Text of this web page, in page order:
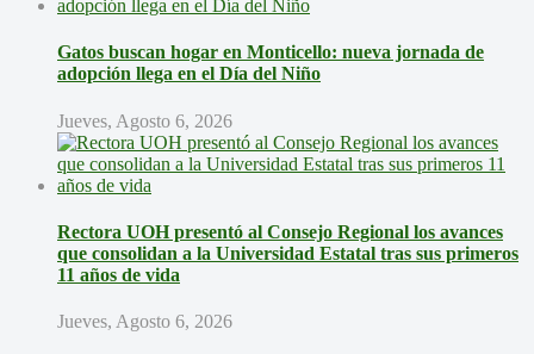
Gatos buscan hogar en Monticello: nueva jornada de
adopción llega en el Día del Niño
Jueves, Agosto 6, 2026
Rectora UOH presentó al Consejo Regional los avances
que consolidan a la Universidad Estatal tras sus primeros
11 años de vida
Jueves, Agosto 6, 2026